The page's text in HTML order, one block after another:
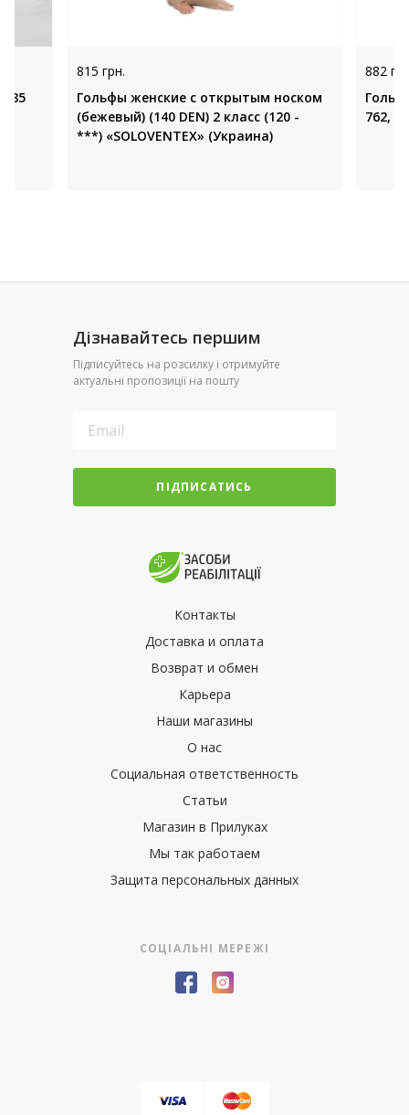
815 грн.
Гольфы женские с открытым носком
(бежевый) (140 DEN) 2 класс (120 -
***) «SOLOVENTEX» (Украина)
882
762,
Дізнавайтесь першим
Підписуйтесь на розсилку і отримуйте
актуальні пропозиції на пошту
ПІДПИСАТИСЬ
Контакты
Доставка и оплата
Возврат и обмен
Карьера
Наши магазины
О нас
Социальная ответственность
Статьи
Магазин в Прилуках
Мы так работаем
Защита персональных данных
СОЦІАЛЬНІ МЕРЕЖІ